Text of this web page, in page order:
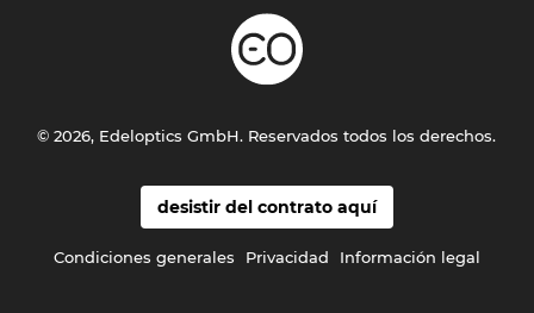
desistir del contrato aquí
Condiciones generales Privacidad Información legal
© 2026, Edeloptics GmbH. Reservados todos los derechos.